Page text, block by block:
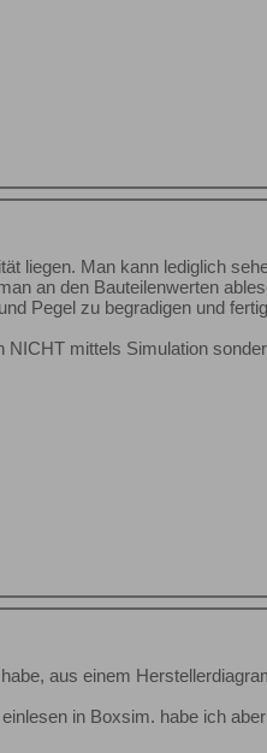
liegen. Man kann lediglich
an den Bauteilenwerten
Pegel zu begradigen und
mittels Simulation
aus einem
in Boxsim. habe ich